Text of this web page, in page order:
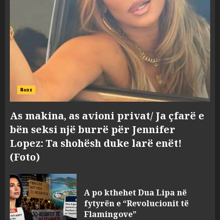
Buzz
As makina, as avioni privat/ Ja çfarë e
bën seksi një burrë për Jennifer
Lopez: Ta shohësh duke larë enët!
(Foto)
A po kthehet Dua Lipa në
fytyrën e “Revolucionit të
Flamingove”